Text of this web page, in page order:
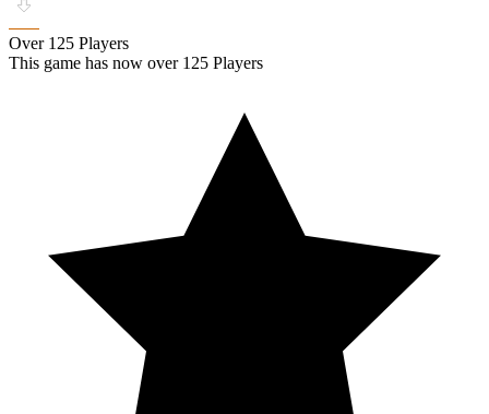
Over 125 Players
This game has now over 125 Players